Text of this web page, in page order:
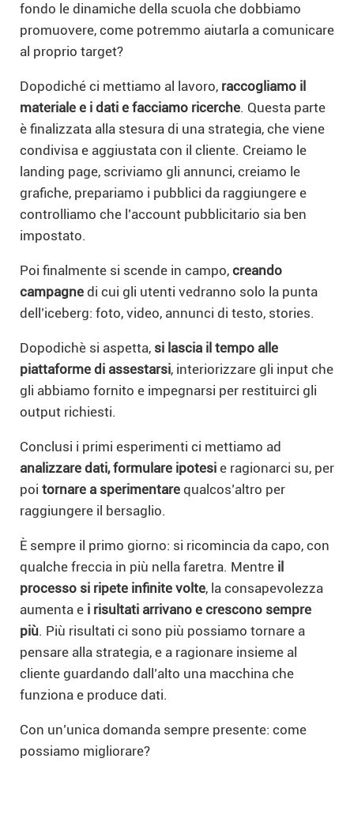
fondo le dinamiche della scuola che dobbiamo
promuovere, come potremmo aiutarla a comunicare
al proprio target?
Dopodiché ci mettiamo al lavoro, raccogliamo il
materiale e i dati e facciamo ricerche. Questa parte
è finalizzata alla stesura di una strategia, che viene
condivisa e aggiustata con il cliente. Creiamo le
landing page, scriviamo gli annunci, creiamo le
grafiche, prepariamo i pubblici da raggiungere e
controlliamo che l’account pubblicitario sia ben
impostato.
Poi finalmente si scende in campo, creando
campagne di cui gli utenti vedranno solo la punta
dell’iceberg: foto, video, annunci di testo, stories.
Dopodichè si aspetta, si lascia il tempo alle
piattaforme di assestarsi, interiorizzare gli input che
gli abbiamo fornito e impegnarsi per restituirci gli
output richiesti.
Conclusi i primi esperimenti ci mettiamo ad
analizzare dati, formulare ipotesi e ragionarci su, per
poi tornare a sperimentare qualcos’altro per
raggiungere il bersaglio.
È sempre il primo giorno: si ricomincia da capo, con
qualche freccia in più nella faretra. Mentre il
processo si ripete infinite volte, la consapevolezza
aumenta e i risultati arrivano e crescono sempre
più. Più risultati ci sono più possiamo tornare a
pensare alla strategia, e a ragionare insieme al
cliente guardando dall’alto una macchina che
funziona e produce dati.
Con un’unica domanda sempre presente: come
possiamo migliorare?